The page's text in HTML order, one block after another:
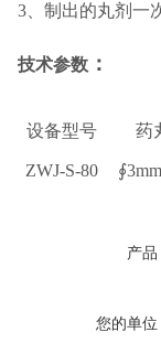
3 、制出的丸剂
技术参数 ：
设备型号 药
ZWJ-S-80
产品
您的单位